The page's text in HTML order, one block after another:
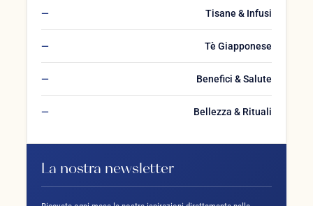
Tisane & Infusi
Tè Giapponese
Benefici & Salute
Bellezza & Rituali
La nostra newsletter